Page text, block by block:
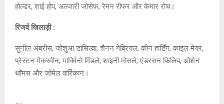
होल्डर, शाई होप, अल्जारी जोसेफ, रेमन रीफर और केमार रोच।
रिजर्व खिलाड़ी :
सुनील अंबरीस, जोशुआ डासिल्वा, शैनन गेब्रियल, कीन हार्डिंग, काइल मेयर,
प्रेस्टन मैकस्वीन, मार्क्विनो मिंडले, शाइनी मोसले, एंडरसन फिलिप, ओशेन
थॉमस और जोमेल वार्रिकान।